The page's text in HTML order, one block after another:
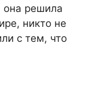
решила
никто не
с тем, что